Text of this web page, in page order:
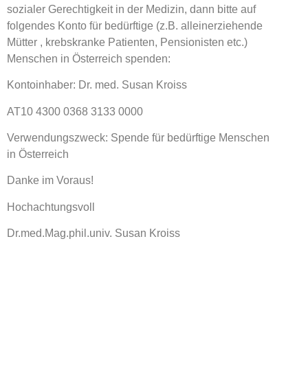
sozialer Gerechtigkeit in der Medizin, dann bitte auf
folgendes Konto für bedürftige (z.B. alleinerziehende
Mütter , krebskranke Patienten, Pensionisten etc.)
Menschen in Österreich spenden:
Kontoinhaber: Dr. med. Susan Kroiss
AT10 4300 0368 3133 0000
Verwendungszweck: Spende für bedürftige Menschen
in Österreich
Danke im Voraus!
Hochachtungsvoll
Dr.med.Mag.phil.univ. Susan Kroiss